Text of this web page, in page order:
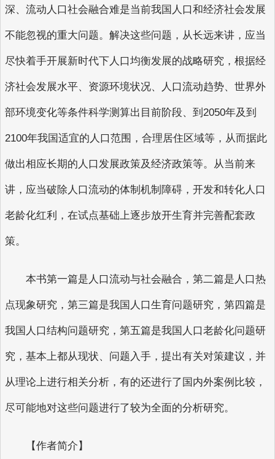
深、流动人口社会融合难是当前我国人口和经济社会发展
不能忽视的重大问题。解决这些问题，从长远来讲，应当
尽快着手开展新时代下人口均衡发展的战略研究，根据经
济社会发展水平、资源环境状况、人口流动趋势、世界外
部环境变化等条件科学测算出目前阶段、到2050年及到
2100年我国适宜的人口范围，合理居住区域等，从而据此
做出相应长期的人口发展政策及经济政策等。从当前来
讲，应当破除人口流动的体制机制障碍，开发和转化人口
老龄化红利，在试点基础上逐步放开生育并完善配套政
策。
本书第一篇是人口流动与社会融合，第二篇是人口热
点现象研究，第三篇是我国人口生育问题研究，第四篇是
我国人口结构问题研究，第五篇是我国人口老龄化问题研
究，基本上都从现状、问题入手，提出有关对策建议，并
从理论上进行相关分析，有的还进行了国内外案例比较，
尽可能地对这些问题进行了较为全面的分析研究。
【作者简介】